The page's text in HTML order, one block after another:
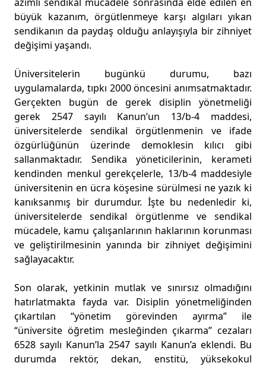
büyük kazanım, örgütlenmeye karşı algıları yıkan
sendikanın da paydaş olduğu anlayışıyla bir zihniyet
değişimi yaşandı.
Üniversitelerin bugünkü durumu, bazı
uygulamalarda, tıpkı 2000 öncesini anımsatmaktadır.
Gerçekten bugün de gerek disiplin yönetmeliği
gerek 2547 sayılı Kanun’un 13/b-4 maddesi,
üniversitelerde sendikal örgütlenmenin ve ifade
özgürlüğünün üzerinde demoklesin kılıcı gibi
sallanmaktadır. Sendika yöneticilerinin, kerameti
kendinden menkul gerekçelerle, 13/b-4 maddesiyle
üniversitenin en ücra köşesine sürülmesi ne yazık ki
kanıksanmış bir durumdur. İşte bu nedenledir ki,
üniversitelerde sendikal örgütlenme ve sendikal
mücadele, kamu çalışanlarının haklarının korunması
ve geliştirilmesinin yanında bir zihniyet değişimini
sağlayacaktır.
Son olarak, yetkinin mutlak ve sınırsız olmadığını
hatırlatmakta fayda var. Disiplin yönetmeliğinden
çıkartılan “yönetim görevinden ayırma” ile
“üniversite öğretim mesleğinden çıkarma” cezaları
6528 sayılı Kanun’la 2547 sayılı Kanun’a eklendi. Bu
durumda rektör, dekan, enstitü, yüksekokul